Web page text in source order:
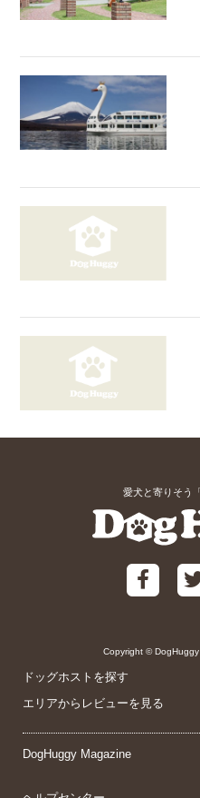
愛犬と寄りそう
Copyright © DogHuggy
ドッグホストを探す
エリアからレビューを見る
DogHuggy Magazine